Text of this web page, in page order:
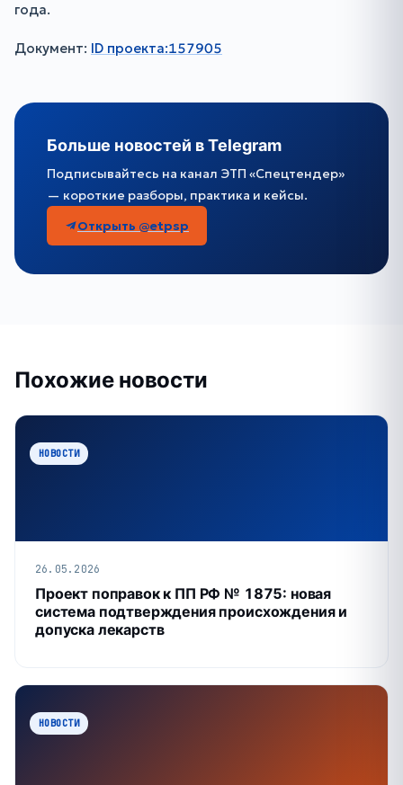
года.
Документ: ID проекта:157905
Больше новостей в Telegram
Подписывайтесь на канал ЭТП «Спецтендер»
— короткие разборы, практика и кейсы.
Открыть @etpsp
Похожие новости
НОВОСТИ
26.05.2026
Проект поправок к ПП РФ № 1875: новая
система подтверждения происхождения и
допуска лекарств
НОВОСТИ